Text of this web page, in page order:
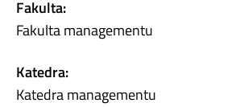
Fakulta:
Fakulta managementu
Katedra:
Katedra managementu